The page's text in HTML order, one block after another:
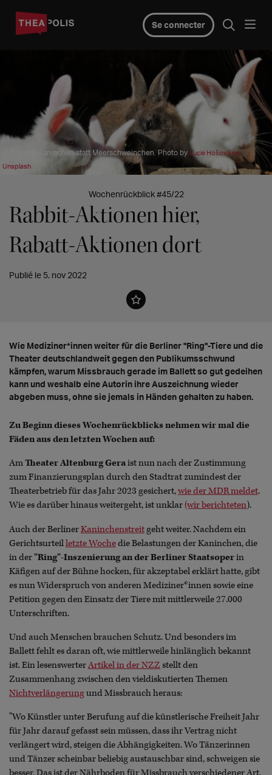
Se connecter
© Diesmal Kaninchen statt Meerschweinchen. Photo by Lucie Hošová on
Unsplash
Wochenrückblick #45/22
Rabbit-Aktionen hier,
Rabatt-Aktionen dort
Publié le 5. nov 2022
Wie Mediziner*innen weiter für die Berliner "Ring"-Tiere und die
Theater deutschlandweit gegen den Publikumsschwund
kämpfen, warum Missbrauch gerade im Ballett so gut gedeihen
kann und weshalb eine Autorin ihre Auszeichnung wieder
abgeben muss, ohne sie jemals in Händen gehalten zu haben.
Zu Beginn dieses Wochenrückblicks nehmen wir mal die
Fäden aus den letzten Wochen auf:
AmTheater Altenburg Geraist nun nach der Zustimmung
zum Finanzierungsplan durch den Stadtrat zumindest der
Theaterbetrieb für das Jahr 2023 gesichert,wie der MDR meldet.
Wie es darüber hinaus weitergeht, ist unklar(wir berichteten).
Auch der BerlinerKaninchenstreitgeht weiter. Nachdem ein
Gerichtsurteilletzte Wochedie Belastungen der Kaninchen, die
in der"Ring"-Inszenierung an der Berliner Staatsoperin
Käfigen auf der Bühne hocken, für akzeptabel erklärt hatte, gibt
es nun Widerspruch von anderen Mediziner*innen sowie eine
Petition gegen den Einsatz der Tiere mit mittlerweile 27.000
Unterschriften.
Und auch Menschen brauchen Schutz. Und besonders im
Ballett fehlt es daran oft, wie mittlerweile hinlänglich bekannt
ist. Ein lesenswerterArtikel in der NZZ stellt den
Zusammenhang zwischen den vieldiskutierten Themen
Nichtverlängerungund Missbrauch heraus:
"Wo Künstler unter Berufung auf die künstlerische Freiheit Jahr
für Jahr darauf gefasst sein müssen, dass ihr Vertrag nicht
verlängert wird, steigen die Abhängigkeiten. Wo Tänzerinnen
und Tänzer scheinbar beliebig austauschbar sind, schweigen sie